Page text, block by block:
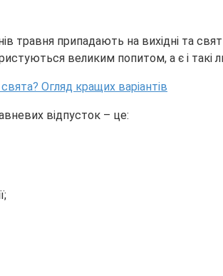
травня припадають на вихідні та
великим попитом, а є і
відпусток – це: